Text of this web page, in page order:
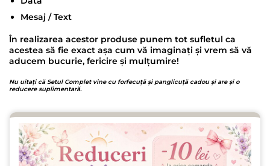
Mesaj / Text
În realizarea acestor produse punem tot sufletul ca
acestea să fie exact așa cum vă imaginați și vrem să vă
aducem bucurie, fericire și mulțumire!
Nu uitați că Setul Complet vine cu forfecuță și panglicuță cadou și are și o
reducere suplimentară.